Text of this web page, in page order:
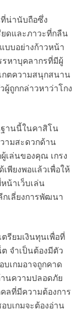
น่านับถือซึ่ง
ยดและภาวะที่กลืน
บบอย่างก้าวหน้า
รหาบุคลากรที่มีผู้
กตความสนุกสนาน
ถูกกล่าวหาว่าโกง
านนี้ในคาสิโน
ามสะดวกด้าน
เล่นของคุณ เกรง
พียงพอแล้วเพื่อให้
น้าเว็บเล่น
เลี่ยงการพัฒนา
รียมเงินทุนเพื่อที่
จำเป็นต้องมีตัว
เกมอาจถูกคาด
นความปลอดภัย
ลที่มีความต้องการ
บเกมจะต้องอ่าน